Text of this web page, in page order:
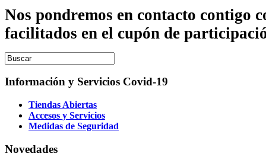
Nos pondremos en contacto contigo
facilitados en el cupón de
Información y Servicios Covid-19
Tiendas Abiertas
Accesos y Servicios
Medidas de Seguridad
Novedades